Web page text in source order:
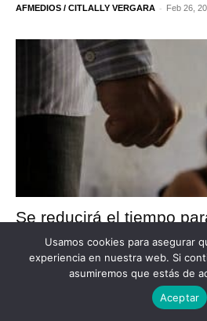
AFMEDIOS / CITLALLY VERGARA - Feb 26,
Se reducirá el tiempo
órdenes de protección a
AFMEDIOS / CITLALLY VERGARA - Feb 17,
Usamos cookies para asegurar
experiencia en nuestra web. Si
asumiremos que estás de
Aceptar